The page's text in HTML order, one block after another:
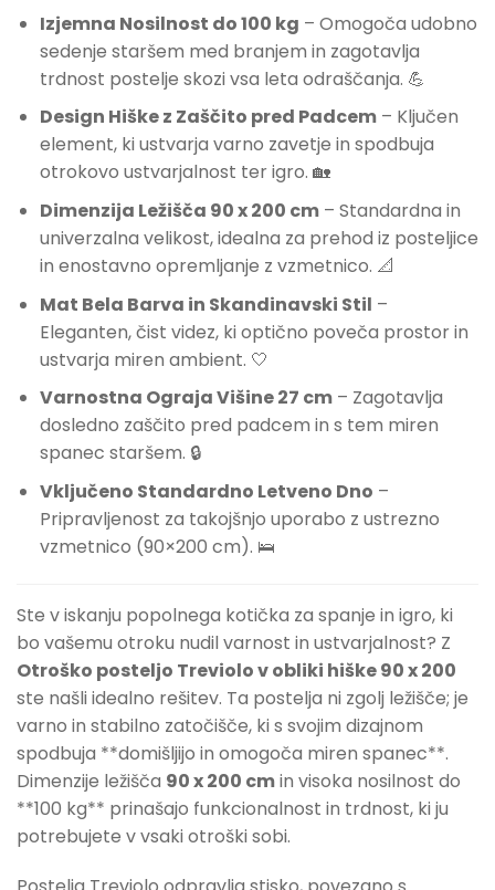
Izjemna Nosilnost do 100 kg – Omogoča udobno
sedenje staršem med branjem in zagotavlja
trdnost postelje skozi vsa leta odraščanja. 💪
Design Hiške z Zaščito pred Padcem– Ključen
element, ki ustvarja varno zavetje in spodbuja
otrokovo ustvarjalnost ter igro. 🏡
Dimenzija Ležišča 90 x 200 cm– Standardna in
univerzalna velikost, idealna za prehod iz posteljice
in enostavno opremljanje z vzmetnico. 📐
Mat Bela Barva in Skandinavski Stil –
Eleganten, čist videz, ki optično poveča prostor in
ustvarja miren ambient. 🤍
Varnostna Ograja Višine 27 cm– Zagotavlja
dosledno zaščito pred padcem in s tem miren
spanec staršem. 🔒
Vključeno Standardno Letveno Dno –
Pripravljenost za takojšnjo uporabo z ustrezno
vzmetnico (90×200 cm). 🛌
Ste v iskanju popolnega kotička za spanje in igro, ki
bo vašemu otroku nudil varnost in ustvarjalnost? Z
Otroško posteljo Treviolo v obliki hiške 90 x 200
ste našli idealno rešitev. Ta postelja ni zgolj ležišče; je
varno in stabilno zatočišče, ki s svojim dizajnom
spodbuja **domišljijo in omogoča miren spanec**.
Dimenzije ležišča 90 x 200 cmin visoka nosilnost do
**100 kg** prinašajo funkcionalnost in trdnost, ki ju
potrebujete v vsaki otroški sobi.